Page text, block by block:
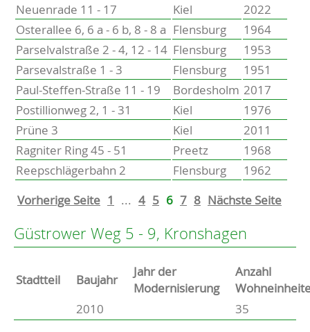
Neuenrade 11 - 17
Kiel
2022
Osterallee 6, 6 a - 6 b, 8 - 8 a Flensburg
1964
Parselvalstraße 2 - 4, 12 - 14 Flensburg
1953
Parsevalstraße 1 - 3
Flensburg
1951
Paul-Steffen-Straße 11 - 19
Bordesholm 2017
Postillionweg 2, 1 - 31
Kiel
1976
Prüne 3
Kiel
2011
Ragniter Ring 45 - 51
Preetz
1968
Reepschlägerbahn 2
Flensburg
1962
Vorherige Seite 1 ... 4 5 6 7 8 Nächste Seite
Güstrower Weg 5 - 9, Kronshagen
Stammdaten
Basisdaten zur Immobilie
Stadtteil Baujahr
Jahr der
Modernisierung
Anzahl
2010
35